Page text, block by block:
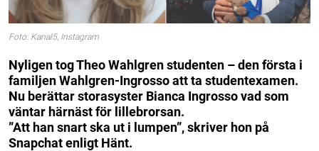
Foto: Kanal5, Instagram
Nyligen tog Theo Wahlgren studenten – den första i
familjen Wahlgren-Ingrosso att ta studentexamen.
Nu berättar storasyster Bianca Ingrosso vad som
väntar härnäst för lillebrorsan.
”Att han snart ska ut i lumpen”, skriver hon på
Snapchat enligt Hänt.